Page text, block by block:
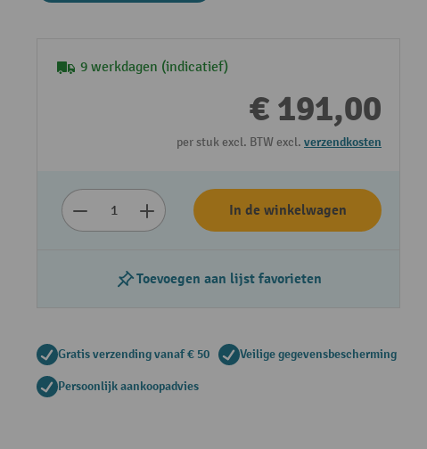
9 werkdagen (indicatief)
€ 191,00
per stuk excl. BTW excl. verzendkosten
In de winkelwagen
Toevoegen aan lijst favorieten
Gratis verzending vanaf € 50 Veilige gegevensbescherming
Persoonlijk aankoopadvies